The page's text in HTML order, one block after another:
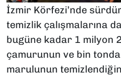
İzmir Körfezi’nde
temizlik çalışmalarına
bugüne kadar 1 milyon
çamurunun ve bin
marulunun